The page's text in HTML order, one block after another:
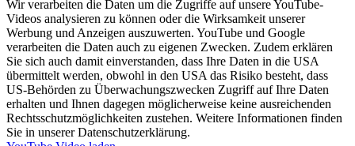
Wir verarbeiten die Daten um die Zugriffe auf unsere YouTube-
Videos analysieren zu können oder die Wirksamkeit unserer
Werbung und Anzeigen auszuwerten. YouTube und Google
verarbeiten die Daten auch zu eigenen Zwecken. Zudem erklären
Sie sich auch damit einverstanden, dass Ihre Daten in die USA
übermittelt werden, obwohl in den USA das Risiko besteht, dass
US-Behörden zu Überwachungszwecken Zugriff auf Ihre Daten
erhalten und Ihnen dagegen möglicherweise keine ausreichenden
Rechtsschutzmöglichkeiten zustehen. Weitere Informationen finden
Sie in unserer Datenschutzerklärung.